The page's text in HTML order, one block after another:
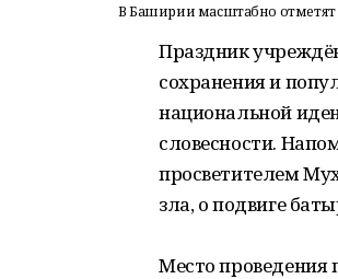
В Баширии масштабно отметят
Праздник
сохранения и
национальной
словесности.
просветителем
зла, о подвиге
Место проведения